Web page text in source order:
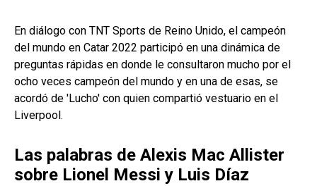
En diálogo con TNT Sports de Reino Unido, el campeón
del mundo en Catar 2022 participó en una dinámica de
preguntas rápidas en donde le consultaron mucho por el
ocho veces campeón del mundo y en una de esas, se
acordó de 'Lucho' con quien compartió vestuario en el
Liverpool.
Las palabras de Alexis Mac Allister
sobre Lionel Messi y Luis Díaz